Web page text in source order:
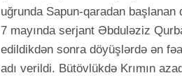
uğrunda Sapun-qaradan
7 mayında serjant Əbduləziz
edildikdən sonra döyüşlərdə ən
adı verildi. Bütövlükdə Krımın